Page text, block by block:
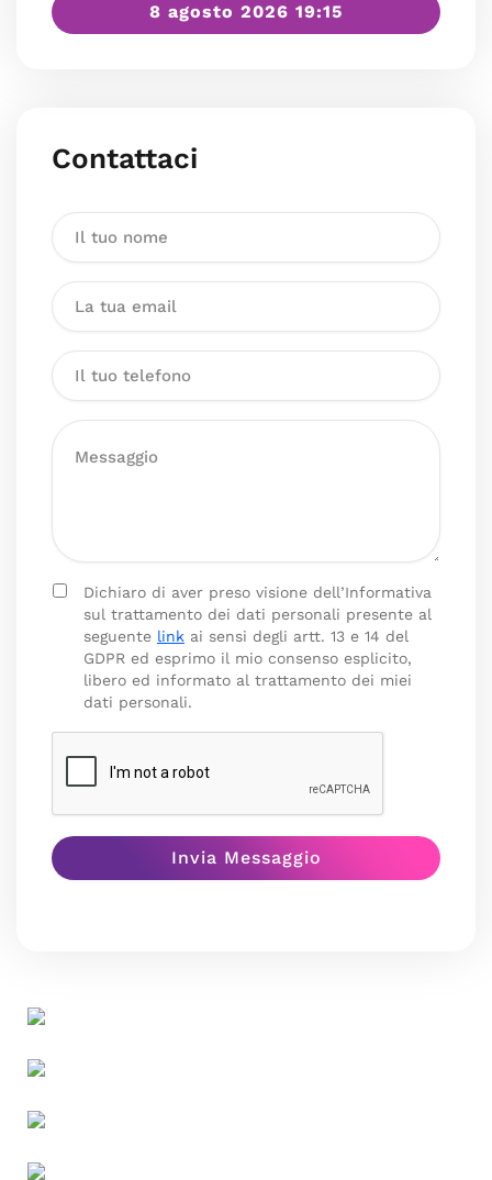
8 agosto 2026 19:15
Contattaci
Dichiaro di aver preso visione dell’Informativa
sul trattamento dei dati personali presente al
seguente link ai sensi degli artt. 13 e 14 del
GDPR ed esprimo il mio consenso esplicito,
libero ed informato al trattamento dei miei
dati personali.